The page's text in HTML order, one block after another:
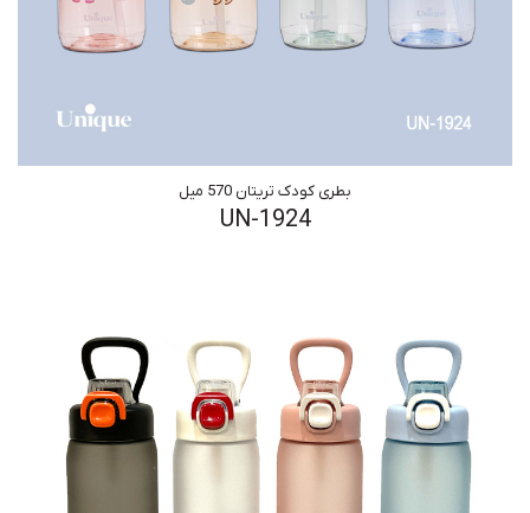
بطری کودک تریتان 570 میل
UN-1924